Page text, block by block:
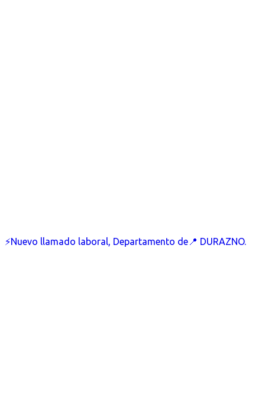
⚡Nuevo llamado laboral, Departamento de📍 DURAZNO.